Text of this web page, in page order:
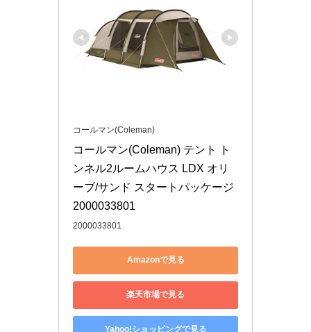
コールマン(Coleman)
コールマン(Coleman) テント ト
ンネル2ルームハウス LDX オリ
ーブ/サンド スタートパッケージ
2000033801
2000033801
Amazonで見る
楽天市場で見る
Yahoo!ショッピングで見る